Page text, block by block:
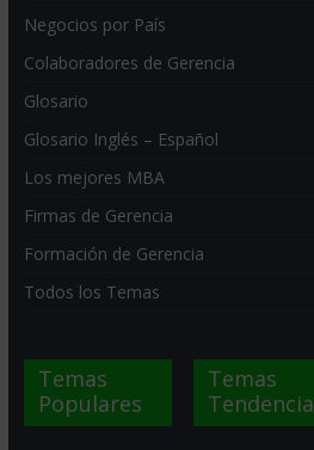
Negocios por País
Colaboradores de Gerencia
Glosario
Glosario Inglés – Español
Los mejores MBA
Firmas de Gerencia
Formación de Gerencia
Todos los Temas
Temas
Populares
Temas
Tendencia